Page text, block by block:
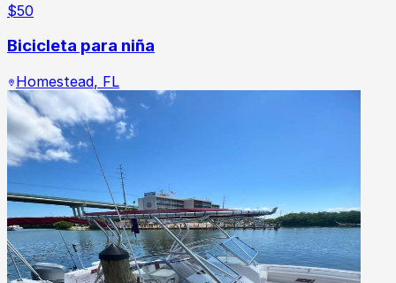
$50
Bicicleta para niña
Homestead, FL